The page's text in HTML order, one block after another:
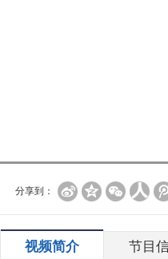
分享到：
视频简介 节目